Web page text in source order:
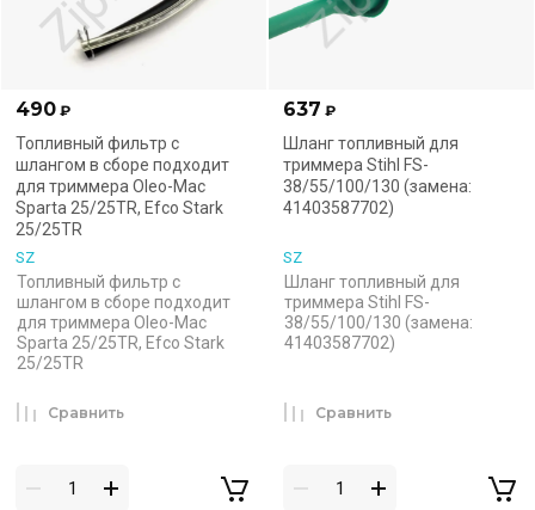
490 ₽
Топливный фильтр с
шлангом в сборе подходит
для триммера Oleo-Mac
Sparta 25/25TR, Efco Stark
25/25TR
SZ
Топливный фильтр с
шлангом в сборе подходит
для триммера Oleo-Mac
Sparta 25/25TR, Efco Stark
25/25TR
Сравнить
637 ₽
Шланг топливный для
триммера Stihl FS-
38/55/100/130 (замена:
41403587702)
SZ
Шланг топливный для
триммера Stihl FS-
38/55/100/130 (замена:
41403587702)
Сравнить